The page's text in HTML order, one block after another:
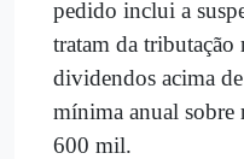
pedido inclui a
tratam da tributação
dividendos acima
mínima anual sobre
600 mil.